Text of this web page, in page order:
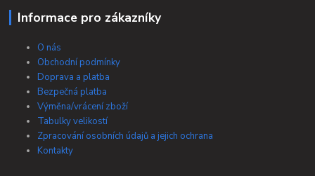
Informace pro zákazníky
O nás
Obchodní podmínky
Doprava a platba
Bezpečná platba
Výměna/vrácení zboží
Tabulky velikostí
Zpracování osobních údajů a jejich ochrana
Kontakty